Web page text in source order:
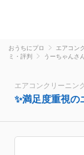
おうちにプロ エアコン
ミ・評判
うーちゃんさ
エアコンクリーニン
✨満足度重視の